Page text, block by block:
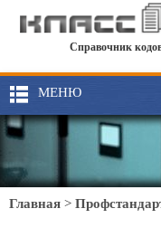
Справочник
МЕНЮ
Главная >